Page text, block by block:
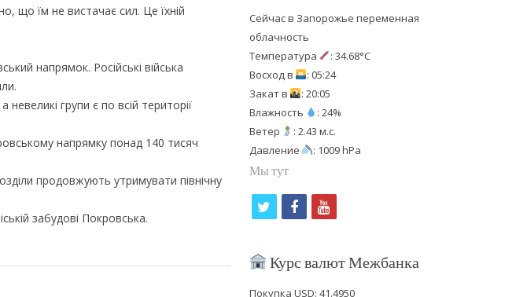
що їм не вистачає сил. Це їхній
напрямок. Російські війська
групи є по всій території
напрямку понад 140 тисяч
продовжують утримувати північну
забудові Покровська.
Сейчас в Запорожье переменная
облачность
Температура
: 34.68°C
Восход в
: 05:24
Закат в
: 20:05
Влажность
: 24%
Ветер
: 2.43 м.с.
Давление
: 1009 hPa
Мы тут
i
f
c
y
u
Курс валют Межбанка
Покупка USD: 41.4950